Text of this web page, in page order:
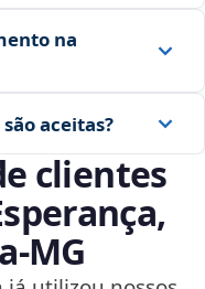
na
aceitas?
clientes